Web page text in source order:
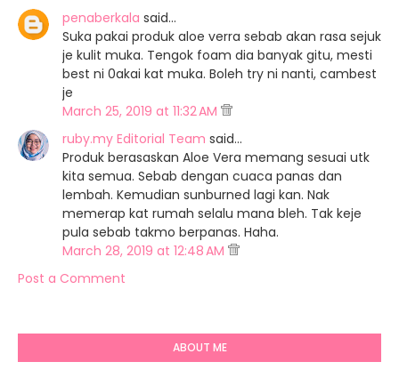
penaberkala said…
Suka pakai produk aloe verra sebab akan rasa sejuk
je kulit muka. Tengok foam dia banyak gitu, mesti
best ni 0akai kat muka. Boleh try ni nanti, cambest
je
March 25, 2019 at 11:32 AM
ruby.my Editorial Team said…
Produk berasaskan Aloe Vera memang sesuai utk
kita semua. Sebab dengan cuaca panas dan
lembah. Kemudian sunburned lagi kan. Nak
memerap kat rumah selalu mana bleh. Tak keje
pula sebab takmo berpanas. Haha.
March 28, 2019 at 12:48 AM
Post a Comment
ABOUT ME